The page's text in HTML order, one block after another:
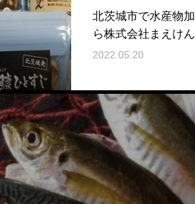
北茨城市で水産物加工な
ら株式会社まえけん
2022.05.20